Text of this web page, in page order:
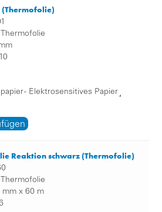
(Thermofolie)
Thermofolie
10
- Elektrosensitives Papier ,
Reaktion schwarz (Thermofolie)
Thermofolie
mm x 60 m